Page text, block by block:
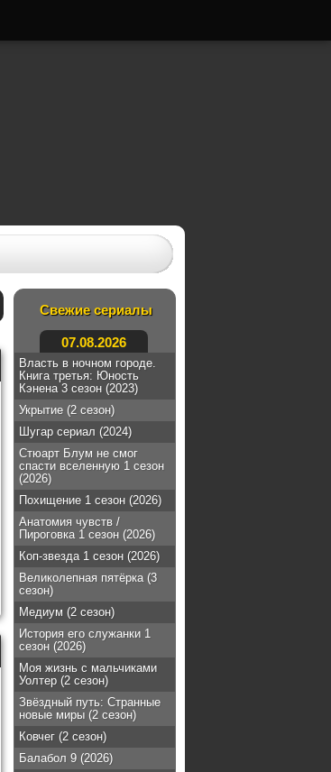
Свежие сериалы
07.08.2026
Власть в ночном городе.
Книга третья: Юность
Кэнена 3 сезон (2023)
Укрытие (2 сезон)
Шугар сериал (2024)
Стюарт Блум не смог
спасти вселенную 1 сезон
(2026)
Похищение 1 сезон (2026)
Анатомия чувств /
Пироговка 1 сезон (2026)
Коп-звезда 1 сезон (2026)
Великолепная пятёрка (3
сезон)
Медиум (2 сезон)
История его служанки 1
сезон (2026)
Моя жизнь с мальчиками
Уолтер (2 сезон)
Звёздный путь: Странные
новые миры (2 сезон)
Ковчег (2 сезон)
Балабол 9 (2026)